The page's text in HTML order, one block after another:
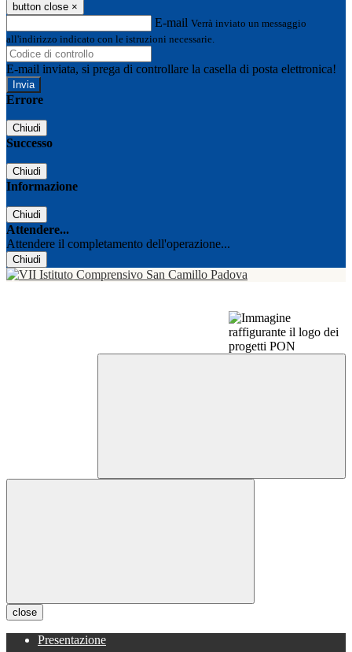
button close ×
E-mail Verrà inviato un messaggio
all'indirizzo indicato con le istruzioni necessarie.
E-mail inviata, si prega di controllare la casella di posta elettronica!
Errore
Chiudi
Successo
Chiudi
Informazione
Chiudi
Attendere...
Attendere il completamento dell'operazione...
Chiudi
close
Presentazione